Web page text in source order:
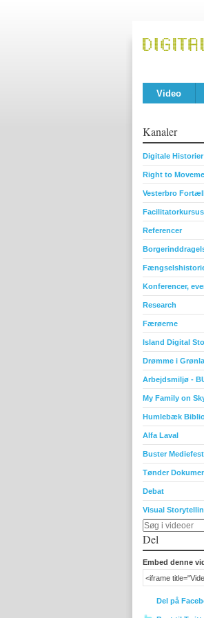
Video
Kanaler
Digitale Historier
Right to
Vesterbro
Facilitatorkursus
Referencer
Konferencer,
Research
Færøerne
Island Digital
Drømme i
Arbejdsmiljø -
My Family on
Humlebæk
Alfa Laval
Buster
Tønder
Debat
Visual
Del
Embed denne
Del på